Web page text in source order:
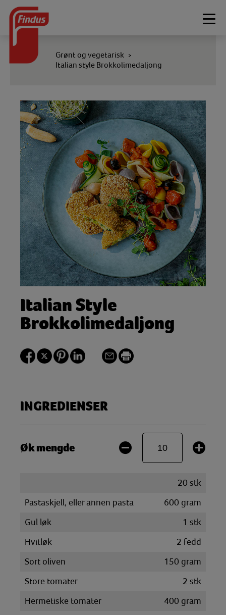
Grønt og vegetarisk >
Italian style Brokkolimedaljong
Italian Style
Brokkolimedaljong
INGREDIENSER
Øk mengde
20 stk
Pastaskjell, eller annen pasta
600 gram
Gul løk
1 stk
Hvitløk
2 fedd
Sort oliven
150 gram
Store tomater
2 stk
Hermetiske tomater
400 gram